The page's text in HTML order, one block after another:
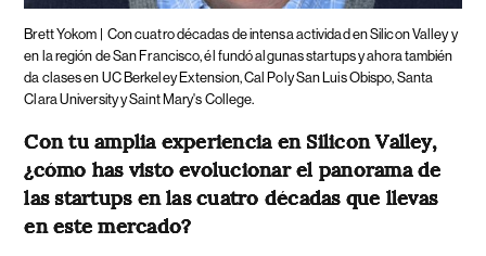
Brett Yokom |
Con cuatro décadas de intensa actividad en Silicon Valley y
en la región de San Francisco, él fundó algunas startups y ahora también
da clases en UC Berkeley Extension, Cal Poly San Luis Obispo, Santa
Clara University y Saint Mary's College.
Con tu amplia experiencia en Silicon Valley,
¿cómo has visto evolucionar el panorama de
las startups en las cuatro décadas que llevas
en este mercado?